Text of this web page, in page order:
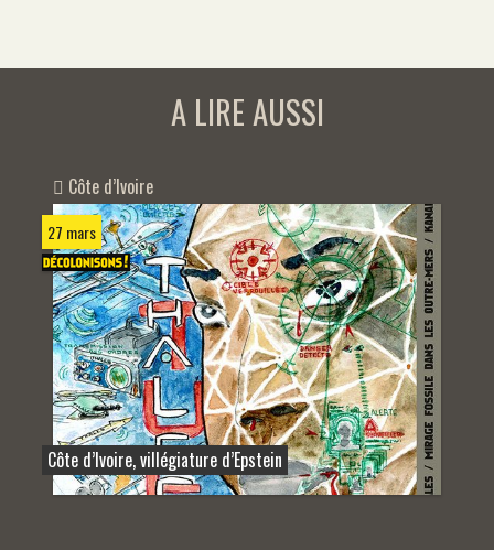
A LIRE AUSSI
Côte d’Ivoire
27 mars
Côte d’Ivoire, villégiature d’Epstein